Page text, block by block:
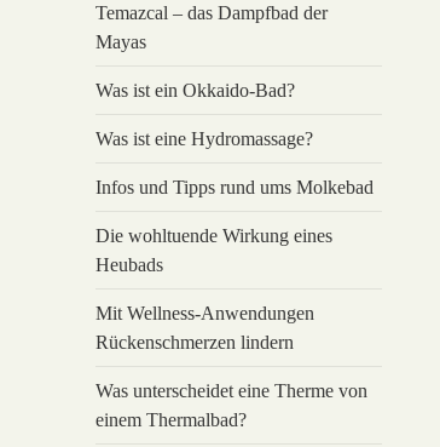
Temazcal – das Dampfbad der
Mayas
Was ist ein Okkaido-Bad?
Was ist eine Hydromassage?
Infos und Tipps rund ums Molkebad
Die wohltuende Wirkung eines
Heubads
Mit Wellness-Anwendungen
Rückenschmerzen lindern
Was unterscheidet eine Therme von
einem Thermalbad?